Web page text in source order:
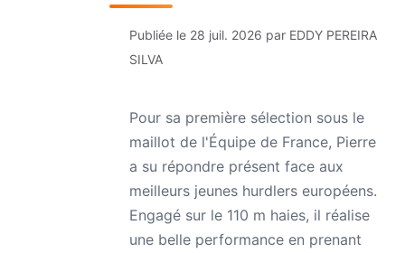
Publiée le 28 juil. 2026 par EDDY PEREIRA
SILVA
Pour sa première sélection sous le
maillot de l'Équipe de France, Pierre
a su répondre présent face aux
meilleurs jeunes hurdlers européens.
Engagé sur le 110 m haies, il réalise
une belle performance en prenant